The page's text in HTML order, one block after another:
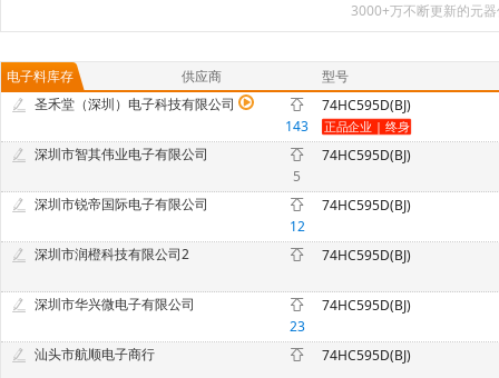
3000+万不断更新的元
电子料库存 供应商
型号
圣禾堂（深圳）电子科技有限公司
143
74HC595D(BJ)
深圳市智其伟业电子有限公司
5
74HC595D(BJ)
深圳市锐帝国际电子有限公司
12
74HC595D(BJ)
深圳市润橙科技有限公司2 74HC595D(BJ)
深圳市华兴微电子有限公司
23
74HC595D(BJ)
汕头市航顺电子商行 74HC595D(BJ)